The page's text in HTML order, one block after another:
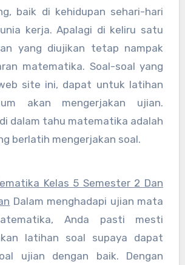
baik di kehidupan sehari-hari
kerja. Apalagi di keliru satu
yang diujikan tetap nampak
matematika. Soal-soal yang
site ini, dapat untuk latihan
akan mengerjakan ujian.
dalam tahu matematika adalah
berlatih mengerjakan soal.
Kelas 5 Semester 2 Dan
Dalam menghadapi ujian mata
Anda pasti mesti
latihan soal supaya dapat
ujian dengan baik. Dengan